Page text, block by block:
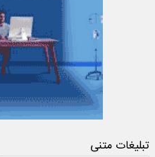
تبلیغات متنی